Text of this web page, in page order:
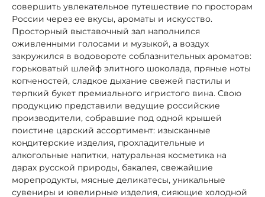
совершить увлекательное путешествие по просторам
России через ее вкусы, ароматы и искусство.
Просторный выставочный зал наполнился
оживленными голосами и музыкой, а воздух
закружился в водовороте соблазнительных ароматов:
горьковатый шлейф элитного шоколада, пряные ноты
копченостей, сладкое дыхание свежей пастилы и
терпкий букет премиального игристого вина. Свою
продукцию представили ведущие российские
производители, собравшие под одной крышей
поистине царский ассортимент: изысканные
кондитерские изделия, прохладительные и
алкогольные напитки, натуральная косметика на
дарах русской природы, бакалея, свежайшие
морепродукты, мясные деликатесы, уникальные
сувениры и ювелирные изделия, сияющие холодной